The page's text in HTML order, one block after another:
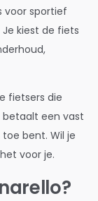
voor sportief
kiest de fiets
fietsers die
betaalt een vast
bent. Wil je
voor je.